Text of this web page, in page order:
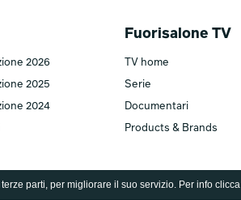
parti, per migliorare il suo servizio. Per info clicca
2026
2025
2024
Fuorisalone TV
TV home
Serie
Documentari
Products & Brands